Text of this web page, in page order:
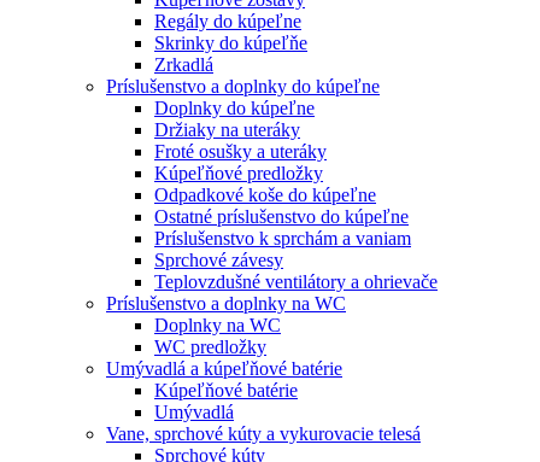
Regály do kúpeľne
Skrinky do kúpeľňe
Zrkadlá
Príslušenstvo a doplnky do kúpeľne
Doplnky do kúpeľne
Držiaky na uteráky
Froté osušky a uteráky
Kúpeľňové predložky
Odpadkové koše do kúpeľne
Ostatné príslušenstvo do kúpeľne
Príslušenstvo k sprchám a vaniam
Sprchové závesy
Teplovzdušné ventilátory a ohrievače
Príslušenstvo a doplnky na WC
Doplnky na WC
WC predložky
Umývadlá a kúpeľňové batérie
Kúpeľňové batérie
Umývadlá
Vane, sprchové kúty a vykurovacie telesá
Sprchové kúty